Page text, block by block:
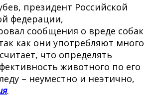
президент Российской
федерации,
сообщения о вреде собак
как они употребляют много
что определять
животного по его
– неуместно и неэтично,
.